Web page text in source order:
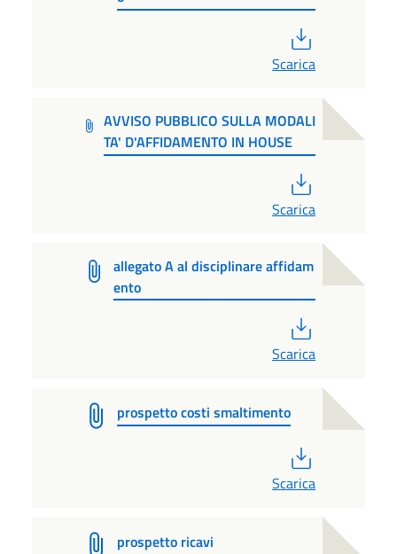
Scarica
AVVISO PUBBLICO SULLA MODALI
TA' D'AFFIDAMENTO IN HOUSE
Scarica
allegato A al disciplinare affidam
ento
Scarica
prospetto costi smaltimento
Scarica
prospetto ricavi